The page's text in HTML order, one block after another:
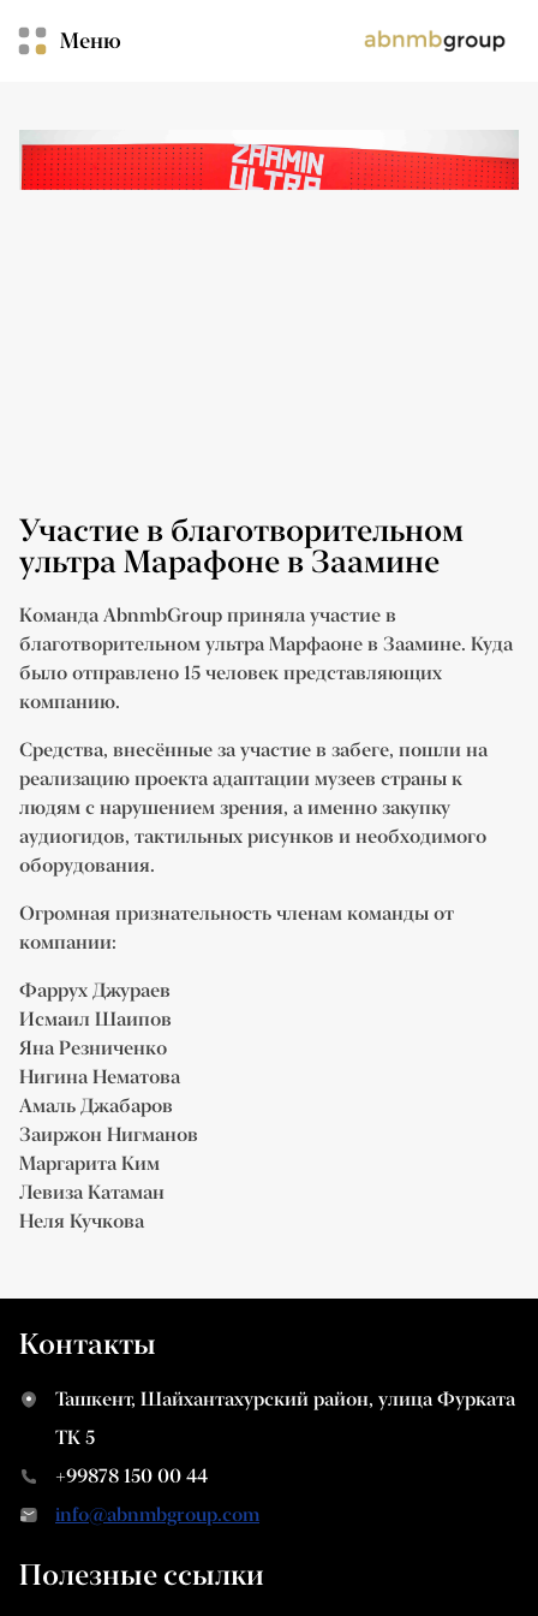
Меню
Участие в благотворительном
ультра Марафоне в Заамине
Команда AbnmbGroup приняла участие в
благотворительном ультра Марфаоне в Заамине. Куда
было отправлено 15 человек представляющих
компанию.
Средства, внесённые за участие в забеге, пошли на
реализацию проекта адаптации музеев страны к
людям с нарушением зрения, а именно закупку
аудиогидов, тактильных рисунков и необходимого
оборудования.
Огромная признательность членам команды от
компании:
Фаррух Джураев
Исмаил Шаипов
Яна Резниченко
Нигина Нематова
Амаль Джабаров
Заиржон Нигманов
Маргарита Ким
Левиза Катаман
Неля Кучкова
Контакты
Ташкент, Шайхантахурский район, улица Фурката
ТК 5
+99878 150 00 44
info@abnmbgroup.com
Полезные ссылки